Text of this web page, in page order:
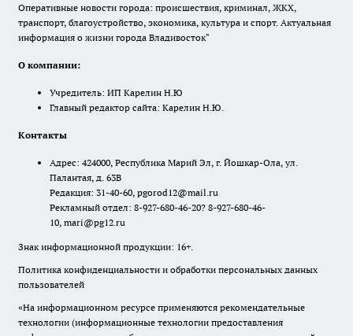
Оперативные новости города: происшествия, криминал, ЖКХ,
транспорт, благоустройство, экономика, культура и спорт. Актуальная
информация о жизни города Владивосток"
О компании:
Учредитель: ИП Карелин Н.Ю
Главный редактор сайта: Карелин Н.Ю.
Контакты
Адрес: 424000, Республика Марий Эл, г. Йошкар-Ола, ул.
Палантая, д. 63В
Редакция: 31-40-60, pgorod12@mail.ru
Рекламный отдел: 8-927-680-46-20? 8-927-680-46-
10, mari@pg12.ru
Знак информационной продукции: 16+.
Политика конфиденциальности и обработки персональных данных
пользователей
«На информационном ресурсе применяются рекомендательные
технологии (информационные технологии предоставления